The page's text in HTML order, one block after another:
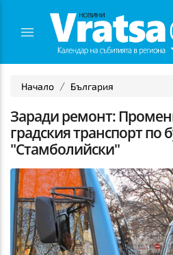
Начало България
Заради ремонт:
градския транспорт по
"Стамболийски"